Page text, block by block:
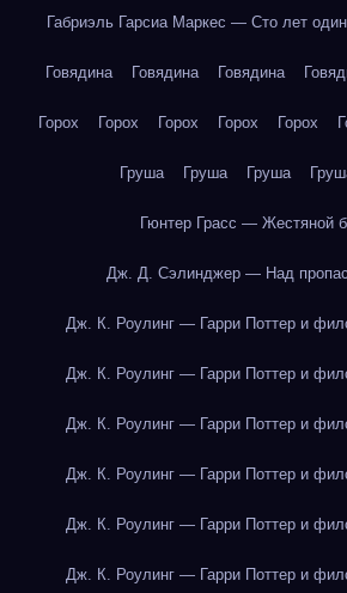
Габриэль Гарсиа Маркес — Сто лет
Говядина Говядина Говядина
Горох Горох Горох Горох Горох
Груша Груша Груша
Гюнтер Грасс — Жестяной
Дж. Д. Сэлинджер — Над
Дж. К. Роулинг — Гарри Поттер и
Дж. К. Роулинг — Гарри Поттер и
Дж. К. Роулинг — Гарри Поттер и
Дж. К. Роулинг — Гарри Поттер и
Дж. К. Роулинг — Гарри Поттер и
Дж. К. Роулинг — Гарри Поттер и